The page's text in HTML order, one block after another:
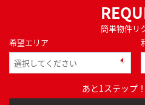
簡単物件リ
希望エリア
あと1ステップ